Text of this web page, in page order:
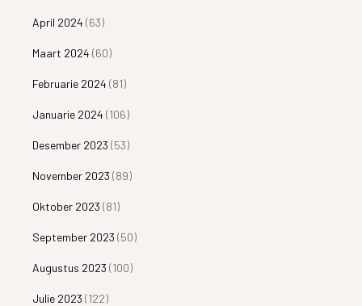
April 2024 (63)
Maart 2024 (60)
Februarie 2024 (81)
Januarie 2024 (106)
Desember 2023 (53)
November 2023 (89)
Oktober 2023 (81)
September 2023 (50)
Augustus 2023 (100)
Julie 2023 (122)